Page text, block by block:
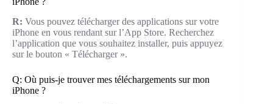
R: Vous pouvez télécharger des applications sur votre
iPhone en vous rendant sur l’App Store. Recherchez
l’application que vous souhaitez installer, puis appuyez
sur le bouton « Télécharger ».
Q: Où puis-je trouver mes téléchargements sur mon
iPhone ?